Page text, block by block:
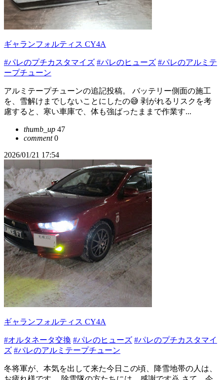
ギャランフォルティス CY4A
#パレのプチカスタマイズ #パレのヒューズ #パレのアルミテ
ープチューン
アルミテープチューンの追記投稿。 バッテリー側面の施工
を、雪解けまでしないことにしたの😅 剥がれるリスクを考
慮すると、寒い車庫で、体も強ばったままで作業す...
thumb_up 47
comment0
2026/01/21 17:54
ギャランフォルティス CY4A
#オルタネータ交換 #パレのヒューズ #パレのプチカスタマイ
ズ #パレのアルミテープチューン
冬将軍が、本気を出して来た今日この頃、降雪地帯の人は、